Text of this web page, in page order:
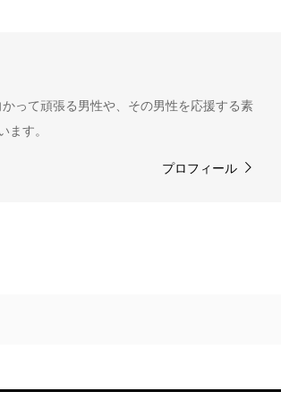
って頑張る男性や、その男性を応援する素
す。
プロフィール